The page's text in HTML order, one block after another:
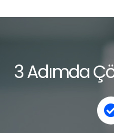
3 Adımda